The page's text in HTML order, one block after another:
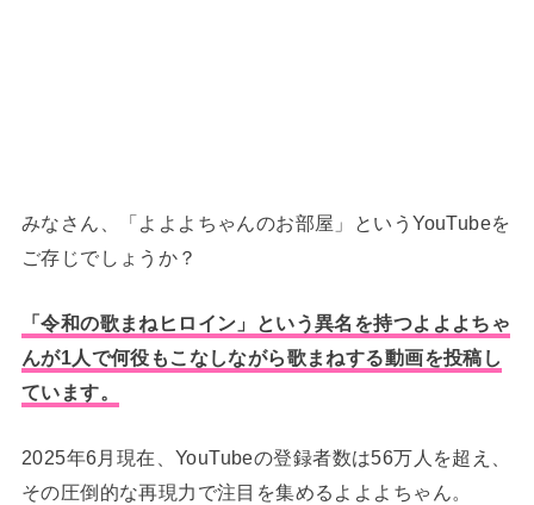
みなさん、「よよよちゃんのお部屋」というYouTubeを
ご存じでしょうか？
「令和の歌まねヒロイン」という異名を持つよよよちゃ
んが1人で何役もこなしながら歌まねする動画を投稿し
ています。
2025年6月現在、YouTubeの登録者数は56万人を超え、
その圧倒的な再現力で注目を集めるよよよちゃん。